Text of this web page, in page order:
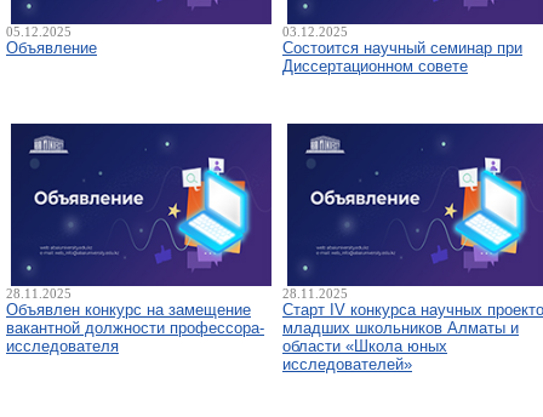
05.12.2025
Объявление
03.12.2025
Состоится научный семинар при
Диссертационном совете
28.11.2025
Объявлен конкурс на замещение
вакантной должности профессора-
исследователя
28.11.2025
Старт IV конкурса научных
младших школьников Алматы и
области «Школа юных
исследователей»